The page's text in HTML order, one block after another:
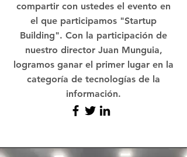
compartir con ustedes el evento en
el que participamos "Startup
Building". Con la participación de
nuestro director Juan Munguia,
logramos ganar el primer lugar en la
categoría de tecnologías de la
información.